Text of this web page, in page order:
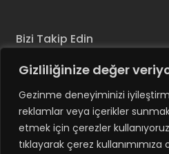
Gizliliğinize değer
Gezinme deneyiminizi
reklamlar veya içerikler
etmek için çerezler
tıklayarak çerez
Bizi Takip Edin
© Copyright 2025,